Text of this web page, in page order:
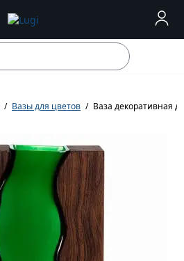
Вазы для цветов Ваза декоративная